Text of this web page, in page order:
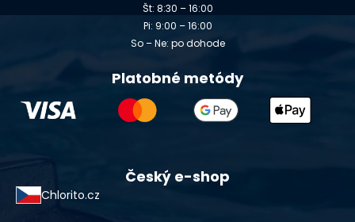
Št: 8:30 – 16:00
Pi: 9:00 – 16:00
So – Ne: po dohode
Platobné metódy
Český e-shop
Chlorito.cz